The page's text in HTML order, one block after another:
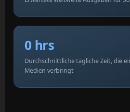
0 hrs
Durchschnittliche tägliche Zeit, die
Medien verbringt